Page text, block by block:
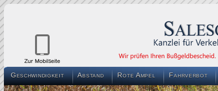
Geschwindigkeit Abstand Rote Ampel Fahrverbot